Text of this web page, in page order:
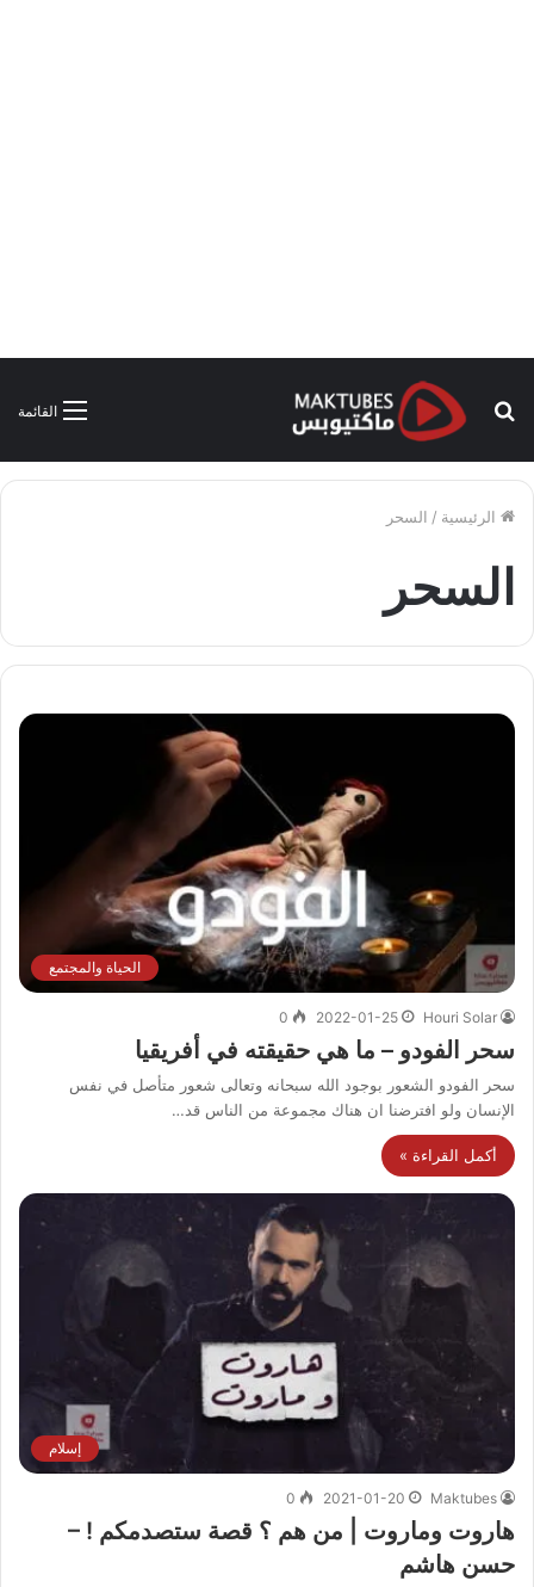
القائمة
بحث
الرئيسية / السحر
السحر
الحياة والمجتمع
Houri Solar
2022-01-25
0
سحر الفودو – ما هي حقيقته في أفريقيا
سحر الفودو الشعور بوجود الله سبحانه وتعالى شعور متأصل في نفس
الإنسان ولو افترضنا ان هناك مجموعة من الناس قد…
أكمل القراءة »
إسلام
Maktubes
2021-01-20
0
هاروت وماروت | من هم ؟ قصة ستصدمكم ! –
حسن هاشم